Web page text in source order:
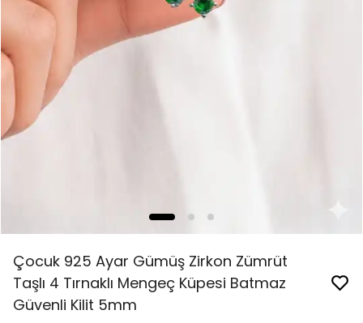
Çocuk 925 Ayar Gümüş Zirkon Zümrüt
Taşlı 4 Tırnaklı Mengeç Küpesi Batmaz
Güvenli Kilit 5mm